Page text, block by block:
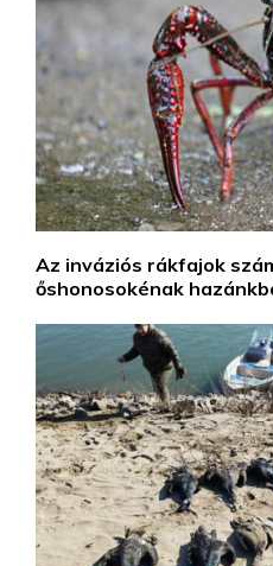
Az inváziós rákfajok
őshonosokénak